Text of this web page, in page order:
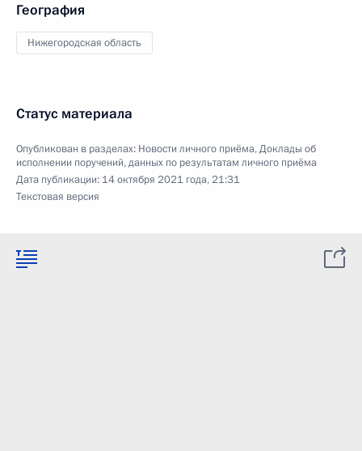
География
Нижегородская область
Статус материала
Опубликован в разделах: Новости личного приёма,Доклады об
исполнении поручений, данных по результатам личного приёма
Дата публикации: 14 октября 2021 года, 21:31
Текстовая версия